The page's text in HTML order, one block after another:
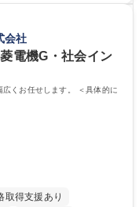
ては、別途その他労働条
ンシャル採用（第2新
。新たな時代を見据え
ける役割を担いたい、と
会社
電機G・社会イン
くお任せします。 ＜具体的に
取得支援あり